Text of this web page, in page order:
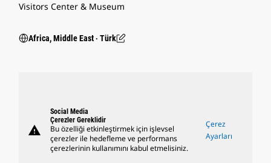
Visitors Center & Museum
Africa, Middle East ‧ Türk
warning
Social Media
Çerezler Gereklidir
Bu özelliği etkinleştirmek için işlevsel
çerezler ile hedefleme ve performans
çerezlerinin kullanımını kabul etmelisiniz.
Çerez
Ayarları